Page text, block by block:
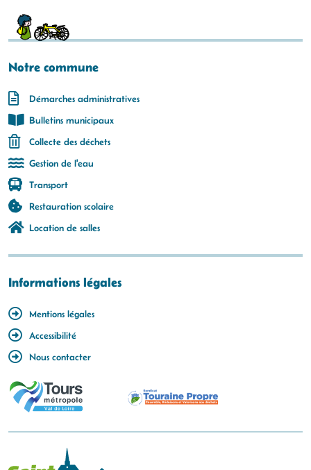
Notre commune
Démarches administratives
Bulletins municipaux
Collecte des déchets
Gestion de l'eau
Transport
Restauration scolaire
Location de salles
Informations légales
Mentions légales
Accessibilité
Nous contacter